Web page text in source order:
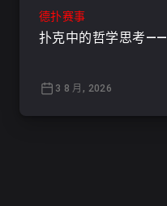
德扑赛事
扑克中的哲学思考
3 8 月, 2026